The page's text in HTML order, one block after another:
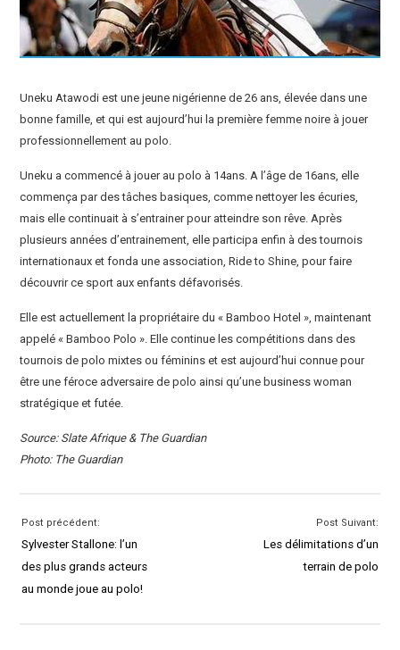
Uneku Atawodi est une jeune nigérienne de 26 ans, élevée dans une
bonne famille, et qui est aujourd’hui la première femme noire à jouer
professionnellement au polo.
Uneku a commencé à jouer au polo à 14ans. A l’âge de 16ans, elle
commença par des tâches basiques, comme nettoyer les écuries,
mais elle continuait à s’entrainer pour atteindre son rêve. Après
plusieurs années d’entrainement, elle participa enfin à des tournois
internationaux et fonda une association, Ride to Shine, pour faire
découvrir ce sport aux enfants défavorisés.
Elle est actuellement la propriétaire du « Bamboo Hotel », maintenant
appelé « Bamboo Polo ». Elle continue les compétitions dans des
tournois de polo mixtes ou féminins et est aujourd’hui connue pour
être une féroce adversaire de polo ainsi qu’une business woman
stratégique et futée.
Source: Slate Afrique & The Guardian
Photo: The Guardian
Post précédent:
Sylvester Stallone: l’un
des plus grands acteurs
au monde joue au polo!
Post Suivant:
Les délimitations d’un
terrain de polo